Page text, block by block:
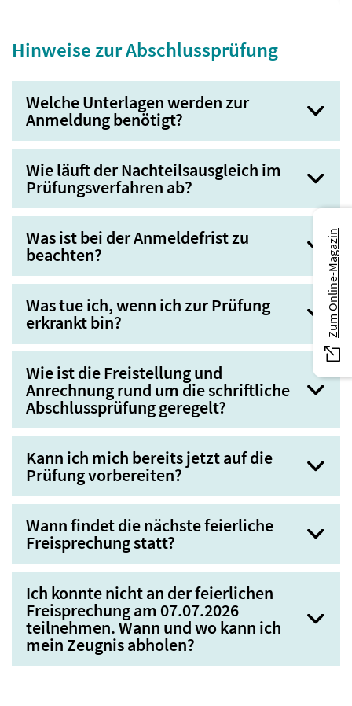
Hinweise zur Abschlussprüfung
Welche Unterlagen werden zur
Anmeldung benötigt?
Wie läuft der Nachteilsausgleich im
Prüfungsverfahren ab?
Was ist bei der Anmeldefrist zu
beachten?
Was tue ich, wenn ich zur Prüfung
erkrankt bin?
Wie ist die Freistellung und
Anrechnung rund um die schriftliche
Abschlussprüfung geregelt?
Kann ich mich bereits jetzt auf die
Prüfung vorbereiten?
Wann findet die nächste feierliche
Freisprechung statt?
Ich konnte nicht an der feierlichen
Freisprechung am 07.07.2026
teilnehmen. Wann und wo kann ich
mein Zeugnis abholen?
Zum Online-Magazin